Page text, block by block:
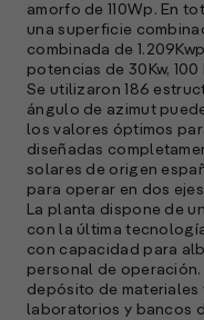
amorfo de 110Wp. En
una superficie
combinada de
potencias de 30Kw, 100
Se utilizaron 186
ángulo de azimut
los valores óptimos
diseñadas
solares de origen
para operar en dos
La planta dispone de
con la última
con capacidad para
personal de operación.
depósito de materiales
laboratorios y bancos